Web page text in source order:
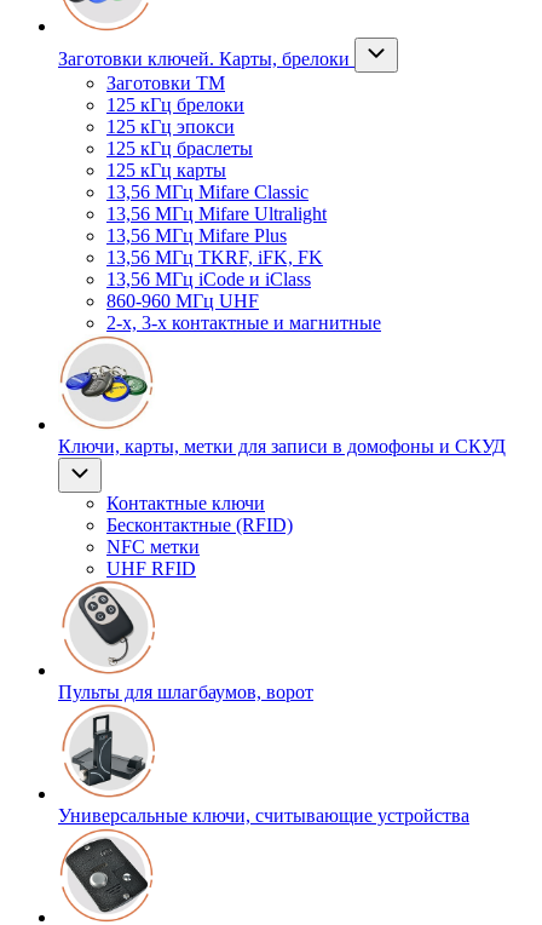
Заготовки ключей. Карты, брелоки
Заготовки ТМ
125 кГц брелоки
125 кГц эпокси
125 кГц браслеты
125 кГц карты
13,56 МГц Mifare Classic
13,56 МГц Mifare Ultralight
13,56 МГц Mifare Plus
13,56 МГц TKRF, iFK, FK
13,56 МГц iCode и iClass
860-960 МГц UHF
2-х, 3-х контактные и магнитные
Ключи, карты, метки для записи в домофоны и СКУД
Контактные ключи
Бесконтактные (RFID)
NFC метки
UHF RFID
Пульты для шлагбаумов, ворот
Универсальные ключи, считывающие устройства